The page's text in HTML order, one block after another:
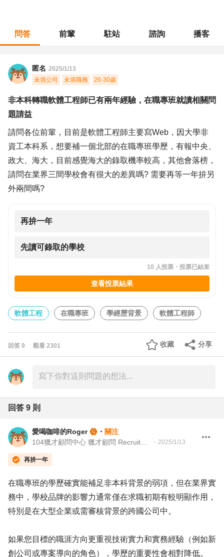
問答 前輩 駐站 諮詢 播客
匿名 2025/1/13
未填公司
未填職務 26-30歲
非本科轉職軟體工程師已有兩年經驗，在職專班就讀相關問
題請益
請問各位前輩，目前是軟體工程師主要寫Web，因大學非
資工本科系，想要補一個北部的在職專班學歷，有報中央、
政大、海大，目前感覺海大的錄取機率較高，其他會落榜，
請問在業界三間學校會有很大的差異嗎? 需要再等一年拚另
外兩間嗎?
再拚一年
先讀可錄取的學校
10 人投票・ 投票已結束
查看投票結果
軟體工程 在職專班 學經歷背景 軟體工程師
回答 9 觀看 2301 分享
收藏
回答 9 則
愛喝咖啡的Roger ・ 關注
・ 2025/1/13
再拚一年
在職專班的學歷確實能補足非本科背景的弱項，但在業界實
務中，學校品牌的影響力通常僅在求職初期有較明顯作用，
特別是在大型企業或需審核背景的跨國公司中。
如果您目標的職涯方向更重視技術實力和實務經驗（例如新
創公司或專案導向的角色），學歷的重要性會相對降低。